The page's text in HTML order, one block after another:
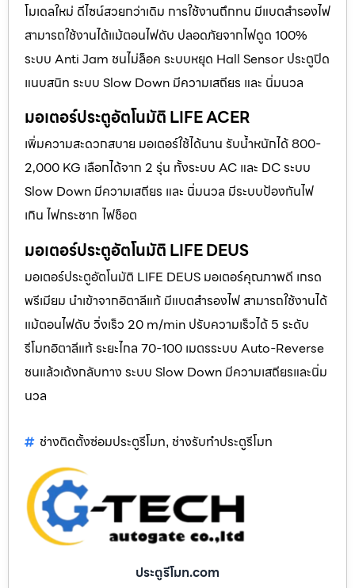
โมเดลใหม่ ดีไซน์สวยกว่าเดิม การใช้งานถึกทน มีแบตสำรองไฟ
สามารถใช้งานได้แม้ตอนไฟดับ ปลอดภัยจากไฟดูด 100%
ระบบ Anti Jam ชนไม่ล็อค ระบบหยุด Hall Sensor ประตูปิด
แนบสนิท ระบบ Slow Down มีความเสถียร และ นิ่มนวล
มอเตอร์ประตูอัตโนมัติ LIFE ACER
เพิ่มความสะดวกสบาย มอเตอร์ใช้ได้นาน รับน้ำหนักได้ 800-
2,000 KG เลือกได้จาก 2 รุ่น ทั้งระบบ AC และ DC ระบบ
Slow Down มีความเสถียร และ นิ่มนวล มีระบบป้องกันไฟ
เกิน ไฟกระชาก ไฟช็อต
มอเตอร์ประตูอัตโนมัติ LIFE DEUS
มอเตอร์ประตูอัตโนมัติ LIFE DEUS มอเตอร์คุณภาพดี เกรด
พรีเมียม นำเข้าจากอิตาลีแท้ มีแบตสำรองไฟ สามารถใช้งานได้
แม้ตอนไฟดับ วิ่งเร็ว 20 m/min ปรับความเร็วได้ 5 ระดับ
รีโมทอิตาลีแท้ ระยะไกล 70-100 เมตรระบบ Auto-Reverse
ชนแล้วเด้งกลับทาง ระบบ Slow Down มีความเสถียรและนิ่ม
นวล
ช่างติดตั้งซ่อมประตูรีโมท, ช่างรับทำประตูรีโมท
ประตูรีโมท.com